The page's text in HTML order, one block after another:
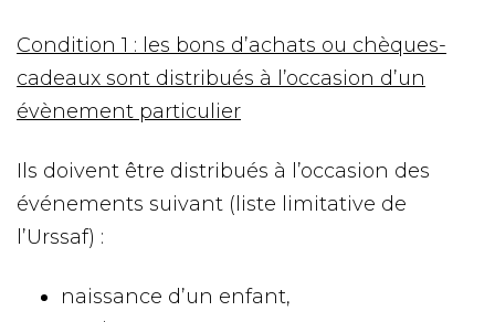
Condition 1 : les bons d’achats ou chèques-
cadeaux sont distribués à l’occasion d’un
évènement particulier
Ils doivent être distribués à l’occasion des
événements suivant (liste limitative de
l’Urssaf) :
naissance d’un enfant,